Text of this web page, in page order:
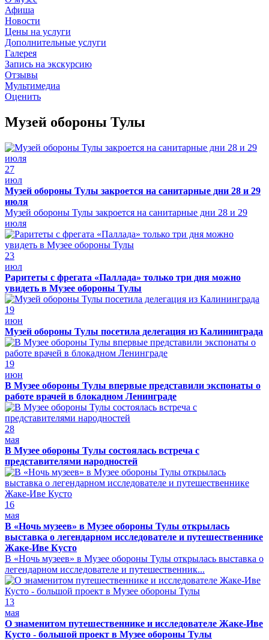
Афиша
Новости
Цены на услуги
Дополнительные услуги
Галерея
Запись на экскурсию
Отзывы
Мультимедиа
Оценить
Музей обороны Тулы
27
июл
Музей обороны Тулы закроется на санитарные дни 28 и 29
июля
Музей обороны Тулы закроется на санитарные дни 28 и 29
июля
23
июл
Раритеты с фрегата «Паллада» только три дня можно
увидеть в Музее обороны Тулы
19
июн
Музей обороны Тулы посетила делегация из Калининграда
19
июн
В Музее обороны Тулы впервые представили экспонаты о
работе врачей в блокадном Ленинграде
28
мая
В Музее обороны Тулы состоялась встреча с
представителями народностей
16
мая
В «Ночь музеев» в Музее обороны Тулы открылась
выставка о легендарном исследователе и путешественнике
Жаке-Иве Кусто
В «Ночь музеев» в Музее обороны Тулы открылась выставка о
легендарном исследователе и путешественник...
13
мая
О знаменитом путешественнике и исследователе Жаке-Иве
Кусто - большой проект в Музее обороны Тулы